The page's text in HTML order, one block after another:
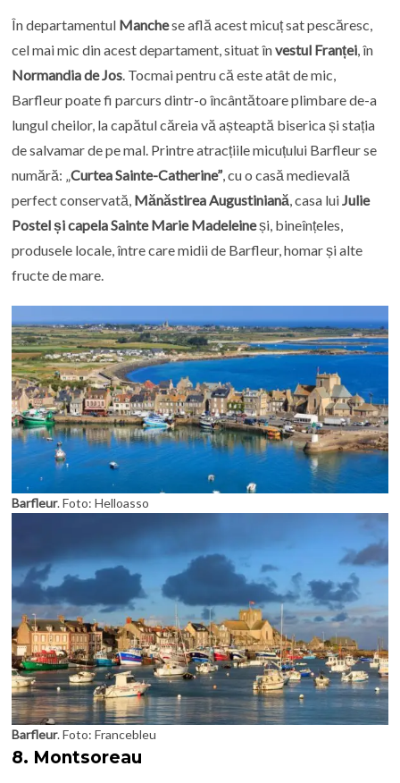
În departamentul Manchese află acest micuț sat pescăresc,
cel mai mic din acest departament, situat învestul Franței, în
Normandia de Jos. Tocmai pentru că este atât de mic,
Barfleur poate fi parcurs dintr-o încântătoare plimbare de-a
lungul cheilor, la capătul căreia vă așteaptă biserica și stația
de salvamar de pe mal. Printre atracțiile micuțului Barfleur se
numără: „Curtea Sainte-Catherine”, cu o casă medievală
perfect conservată, Mănăstirea Augustiniană, casa luiJulie
Postel și capela Sainte Marie Madeleineși, bineînțeles,
produsele locale, între care midii de Barfleur, homar și alte
fructe de mare.
Barfleur. Foto: Helloasso
Barfleur. Foto: Francebleu
8. Montsoreau